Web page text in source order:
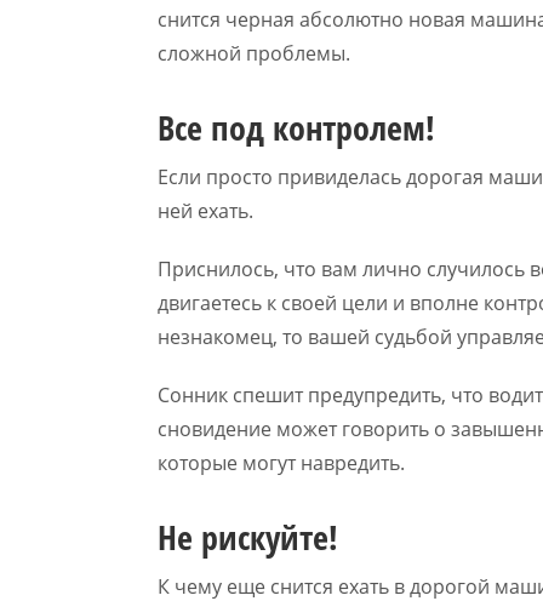
снится черная абсолютно новая
сложной проблемы.
Все под контролем!
Если просто привиделась дорогая
ней ехать.
Приснилось, что вам лично случилось
двигаетесь к своей цели и вполне
незнакомец, то вашей судьбой
Сонник спешит предупредить, что
сновидение может говорить о
которые могут навредить.
Не рискуйте!
К чему еще снится ехать в дорогой